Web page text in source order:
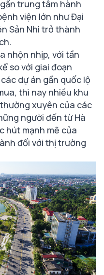
trung tâm hành
viện lớn như Đại
Sản Nhi trở thành
nhộn nhịp, với tần
so với giai đoạn
dự án gần quốc lộ
thì nay nhiều khu
xuyên của các
người đến từ Hà
hút mạnh mẽ của
đối với thị trường